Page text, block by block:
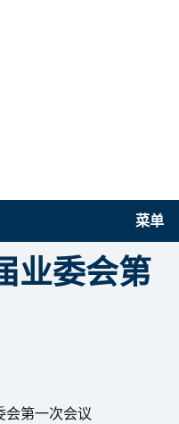
菜单
业委会第
会第一次会议